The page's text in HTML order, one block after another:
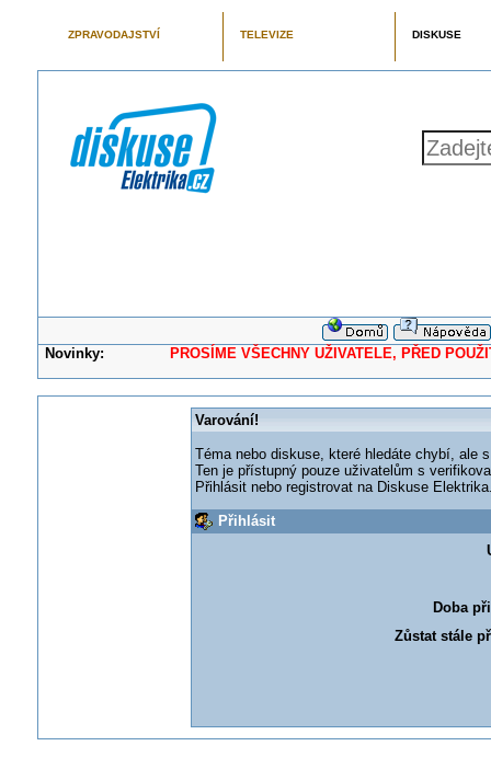
ZPRAVODAJSTVÍ TELEVIZE DISKUSE
Novinky: PROSÍME VŠECHNY UŽIVATELE, PŘED
Varování!
Téma nebo diskuse, které hledáte chybí, ale
Ten je přístupný pouze uživatelům s
Přihlásit nebo registrovat na Diskuse
Přihlásit
Doba
Zůstat stále